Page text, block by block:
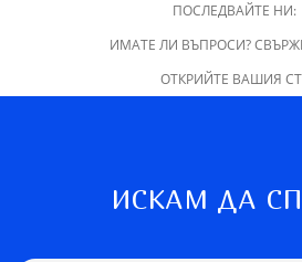
ПОСЛЕДВАЙТЕ НИ:
ИМАТЕ ЛИ ВЪПРОСИ?
ОТКРИЙТЕ ВАШИЯ
ИСКАМ ДА